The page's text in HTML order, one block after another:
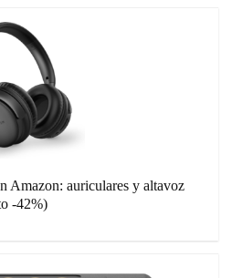
Amazon: auriculares y altavoz
-42%)